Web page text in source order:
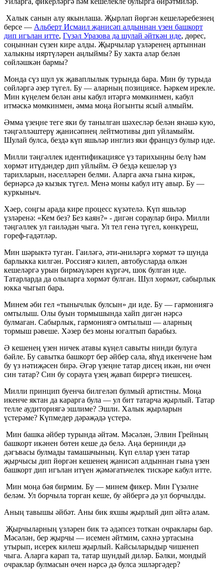
Халык санын алу якынлаша. Җырлап йөргән кешеләребезнең
берсе — Альберт Исмаил җанисәп алдыннан үзен башкорт
дип игълан итте, Гүзәл Уразова да шулай әйткән иде, дөрес,
соңыннан сүзен кире алды. Җырчылар үзләренең артыннан
халыкны ияртүләрен аңлыймы? Бу хакта алар белән
сөйләшкән бармы?
Монда сүз шул ук җаваплылык турында бара. Мин бу турыда
сөйләргә әзер түгел. Бу — аларның позициясе. Һәркем ирекле.
Мин күңелем белән аны кабул итәргә мөмкинмен, кабул
итмәскә мөмкинмен, әмма моңа йогынты ясый алмыйм.
Әмма үзеңне теге яки бу танылган шәхесләр белән янәшә кую,
тәңгәлләштерү җанисәпнең лейтмотивы дип уйламыйм.
Шулай булса, бездә күп яшьләр инглиз яки француз булыр иде.
Милли тәңгәллек идентификациясе үз тарихыңны белү һәм
хөрмәт итүдәндер дип уйлыйм. Ә бездә кешеләр үз
тарихларын, нәселләрен белми. Аларга акча гына кирәк,
бернәрсә дә кызык түгел. Менә моны кабул итү авыр. Бу —
куркыныч.
Хәер, соңгы арада кире процесс күзәтелә. Күп яшьләр
үзләренә: «Кем без? Без каян?» - дигән сораулар бирә. Милли
тәңгәллек ул гаиләдән чыга. Ул тел генә түгел, көнкүреш,
гореф-гадәтләр.
Мин шәрыктә туган. Гаиләгә, әти-әниләргә хөрмәт тә шунда
барлыкка килгән. Россиягә килеп, автобусларда өлкән
кешеләргә урын бирмәүләрен күргәч, шок булган иде.
Татарларда да олыларга хөрмәт булган. Шул хөрмәт, сабырлык
юкка чыгып бара.
Минем әби гел «тынычлык булсын» ди иде. Бу — гармониягә
омтылыш. Олы буын тормышында хайп дигән нәрсә
булмаган. Сабырлык, гармониягә омтылыш — аларның
тормыш рәвеше. Хәзер без моны югалтып барабыз.
Ә кешенең үзен ничек атавы күңел савыты нинди булуга
бәйле. Бу савытка башкорт бер әйбер сала, яһүд икенчене һәм
бу үз нәтиҗәсен бирә. Әгәр үзеңне татар дисең икән, ни өчен
син татар? Син бу сорауга үзең җавап бирергә тиешсең.
Милли принцип буенча билгеләп булмый артистны. Моңа
икенче яктан да карарга була — ул бит татарча җырлый. Татар
телле аудиториягә эшлиме? Эшли. Халык җырларын
үстерәме? Күпмедер дәрәҗәдә үстерә.
Мин башка әйбер турында әйтәм. Мәсәлән, Элвин Грейның
башкорт икәнен бөтен кеше дә белә. Аңа бернинди дә
дәгъвасы булмады тамашачының. Күп еллар үзен татар
җырчысы дип йөргән кешенең җанисәп алдыннан гына үзен
башкорт дип игълан итүен җәмәгатьчелек тискәре кабул итте.
Мин моңа бәя бирмим. Бу — минем фикер. Мин Гүзәлне
беләм. Ул борчыла торган кеше, бу әйбергә дә ул борчылды.
Аның тавышы әйбәт. Аны бик яхшы җырлый дип әйтә алам.
Җырчыларның үзләрен бик тә әдәпсез тоткан очраклары бар.
Мәсәлән, бер җырчы — исемен әйтмим, сәхнә уртасына
утырып, исерек килеш җырлый. Кайсыларыдыр чишенеп
чыга. Аларга карап та, татар шундый диләр. Бәлки, мондый
очраклар булмасын өчен нәрсә дә булса эшләргәдер?